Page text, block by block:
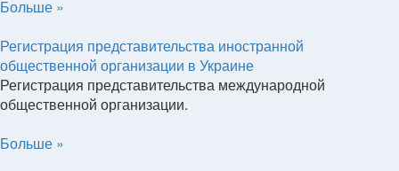
Больше »
Регистрация представительства иностранной
общественной организации в Украине
Регистрация представительства международной
общественной организации.
Больше »